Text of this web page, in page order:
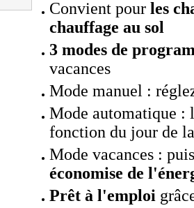
Convient pour les
chauffage au sol
3 modes de
vacances
Mode manuel :
Mode automatique :
fonction du jour de
Mode vacances :
économise de
Prêt à l'emploi